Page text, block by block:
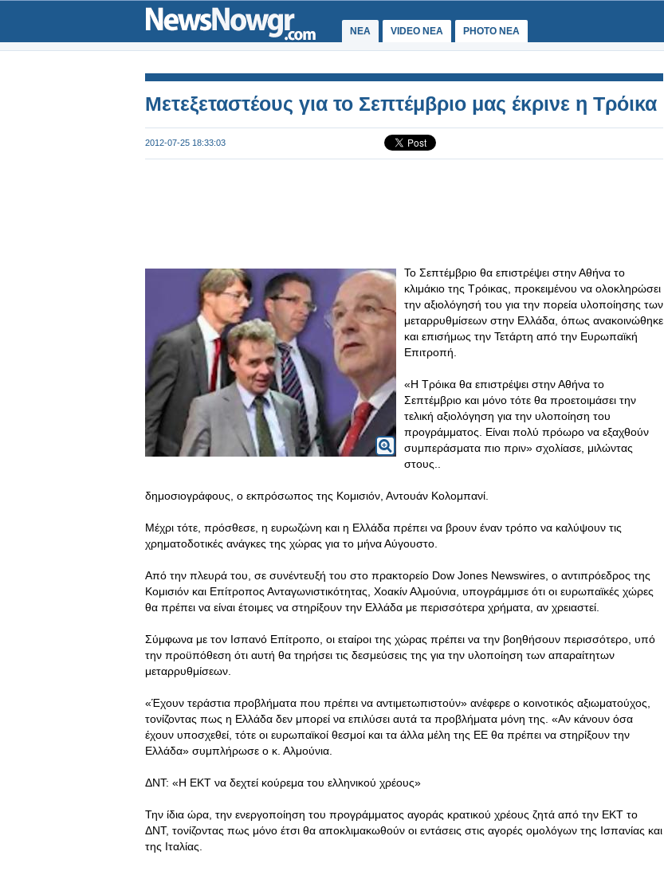
ΝΕΑ VIDEO NEA PHOTO NEA
Μετεξεταστέους για το Σεπτέμβριο μας έκρινε η Τρόικα
2012-07-25 18:33:03
Το Σεπτέμβριο θα επιστρέψει στην Αθήνα το
κλιμάκιο της Τρόικας, προκειμένου να ολοκληρώσει
την αξιολόγησή του για την πορεία υλοποίησης των
μεταρρυθμίσεων στην Ελλάδα, όπως ανακοινώθηκε
και επισήμως την Τετάρτη από την Ευρωπαϊκή
Επιτροπή.
«Η Τρόικα θα επιστρέψει στην Αθήνα το
Σεπτέμβριο και μόνο τότε θα προετοιμάσει την
τελική αξιολόγηση για την υλοποίηση του
προγράμματος. Είναι πολύ πρόωρο να εξαχθούν
συμπεράσματα πιο πριν» σχολίασε, μιλώντας
στους..
δημοσιογράφους, ο εκπρόσωπος της Κομισιόν, Αντουάν Κολομπανί.
Μέχρι τότε, πρόσθεσε, η ευρωζώνη και η Ελλάδα πρέπει να βρουν έναν τρόπο να καλύψουν τις
χρηματοδοτικές ανάγκες της χώρας για το μήνα Αύγουστο.
Από την πλευρά του, σε συνέντευξή του στο πρακτορείο Dow Jones Newswires, ο αντιπρόεδρος της
Κομισιόν και Επίτροπος Ανταγωνιστικότητας, Χοακίν Αλμούνια, υπογράμμισε ότι οι ευρωπαϊκές χώρες
θα πρέπει να είναι έτοιμες να στηρίξουν την Ελλάδα με περισσότερα χρήματα, αν χρειαστεί.
Σύμφωνα με τον Ισπανό Επίτροπο, οι εταίροι της χώρας πρέπει να την βοηθήσουν περισσότερο, υπό
την προϋπόθεση ότι αυτή θα τηρήσει τις δεσμεύσεις της για την υλοποίηση των απαραίτητων
μεταρρυθμίσεων.
«Έχουν τεράστια προβλήματα που πρέπει να αντιμετωπιστούν» ανέφερε ο κοινοτικός αξιωματούχος,
τονίζοντας πως η Ελλάδα δεν μπορεί να επιλύσει αυτά τα προβλήματα μόνη της. «Αν κάνουν όσα
έχουν υποσχεθεί, τότε οι ευρωπαϊκοί θεσμοί και τα άλλα μέλη της ΕΕ θα πρέπει να στηρίξουν την
Ελλάδα» συμπλήρωσε ο κ. Αλμούνια.
ΔΝΤ: «Η ΕΚΤ να δεχτεί κούρεμα του ελληνικού χρέους»
Την ίδια ώρα, την ενεργοποίηση του προγράμματος αγοράς κρατικού χρέους ζητά από την ΕΚΤ το
ΔΝΤ, τονίζοντας πως μόνο έτσι θα αποκλιμακωθούν οι εντάσεις στις αγορές ομολόγων της Ισπανίας και
της Ιταλίας.